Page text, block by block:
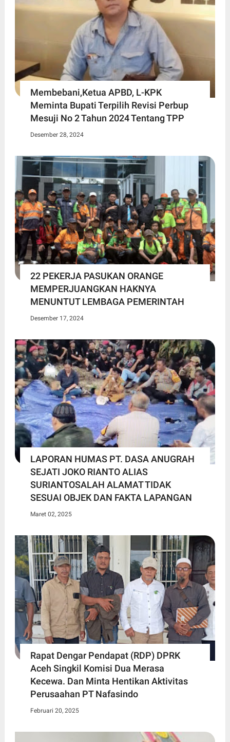
Membebani,Ketua APBD, L-KPK
Meminta Bupati Terpilih Revisi Perbup
Mesuji No 2 Tahun 2024 Tentang TPP
Desember 28, 2024
22 PEKERJA PASUKAN ORANGE
MEMPERJUANGKAN HAKNYA
MENUNTUT LEMBAGA PEMERINTAH
Desember 17, 2024
LAPORAN HUMAS PT. DASA ANUGRAH
SEJATI JOKO RIANTO ALIAS
SURIANTOSALAH ALAMAT TIDAK
SESUAI OBJEK DAN FAKTA LAPANGAN
Maret 02, 2025
Rapat Dengar Pendapat (RDP) DPRK
Aceh Singkil Komisi Dua Merasa
Kecewa. Dan Minta Hentikan Aktivitas
Perusaahan PT Nafasindo
Februari 20, 2025